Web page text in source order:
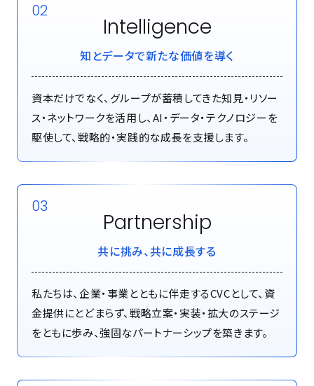
02
Intelligence
知とデータで新たな価値を導く
資本だけでなく、グループが蓄積してきた知見・リソー
ス・ネットワークを活用し、AI・データ・テクノロジーを
駆使して、戦略的・実践的な成長を支援します。
03
Partnership
共に挑み、共に成長する
私たちは、企業・事業とともに伴走するCVCとして、資
金提供にとどまらず、戦略立案・実装・拡大のステージ
をともに歩み、強固なパートナーシップを築きます。